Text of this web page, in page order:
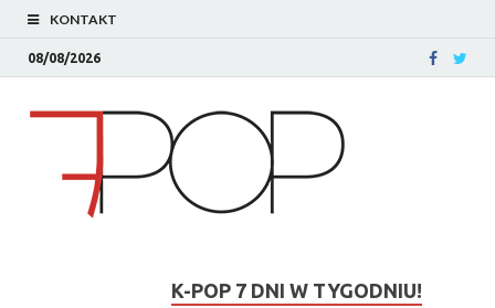
KONTAKT
08/08/2026
K-POP 7 DNI W TYGODNIU!